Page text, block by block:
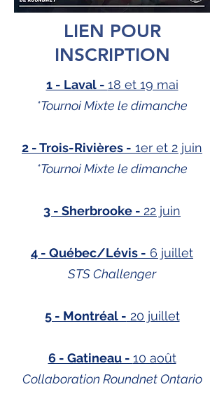
LIEN POUR
INSCRIPTION
1 - Laval - 18 et 19 mai
*Tournoi Mixte le dimanche
2 - Trois-Rivières - 1er et 2 juin
*Tournoi Mixte le dimanche
3 - Sherbrooke - 22 juin
4 - Québec/Lévis - 6 juillet
STS Challenger
5 - Montréal - 20 juillet
6 - Gatineau - 10 août
Collaboration Roundnet Ontario